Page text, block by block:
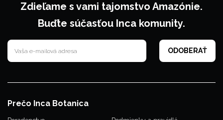
Zdieľame s vami tajomstvo Amazónie.
Buďte súčasťou Inca komunity.
Prečo Inca Botanica